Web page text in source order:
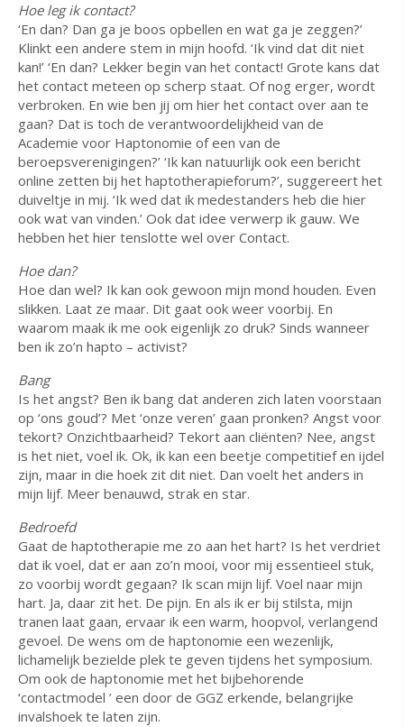
Hoe leg ik contact?
‘En dan? Dan ga je boos opbellen en wat ga je zeggen?’
Klinkt een andere stem in mijn hoofd. ‘Ik vind dat dit niet
kan!’ ‘En dan? Lekker begin van het contact! Grote kans dat
het contact meteen op scherp staat. Of nog erger, wordt
verbroken. En wie ben jij om hier het contact over aan te
gaan? Dat is toch de verantwoordelijkheid van de
Academie voor Haptonomie of een van de
beroepsverenigingen?’ ‘Ik kan natuurlijk ook een bericht
online zetten bij het haptotherapieforum?’, suggereert het
duiveltje in mij. ‘Ik wed dat ik medestanders heb die hier
ook wat van vinden.’ Ook dat idee verwerp ik gauw. We
hebben het hier tenslotte wel over Contact.
Hoe dan?
Hoe dan wel? Ik kan ook gewoon mijn mond houden. Even
slikken. Laat ze maar. Dit gaat ook weer voorbij. En
waarom maak ik me ook eigenlijk zo druk? Sinds wanneer
ben ik zo’n hapto – activist?
Bang
Is het angst? Ben ik bang dat anderen zich laten voorstaan
op ‘ons goud’? Met ‘onze veren’ gaan pronken? Angst voor
tekort? Onzichtbaarheid? Tekort aan cliënten? Nee, angst
is het niet, voel ik. Ok, ik kan een beetje competitief en ijdel
zijn, maar in die hoek zit dit niet. Dan voelt het anders in
mijn lijf. Meer benauwd, strak en star.
Bedroefd
Gaat de haptotherapie me zo aan het hart? Is het verdriet
dat ik voel, dat er aan zo’n mooi, voor mij essentieel stuk,
zo voorbij wordt gegaan? Ik scan mijn lijf. Voel naar mijn
hart. Ja, daar zit het. De pijn. En als ik er bij stilsta, mijn
tranen laat gaan, ervaar ik een warm, hoopvol, verlangend
gevoel. De wens om de haptonomie een wezenlijk,
lichamelijk bezielde plek te geven tijdens het symposium.
Om ook de haptonomie met het bijbehorende
‘contactmodel ’ een door de GGZ erkende, belangrijke
invalshoek te laten zijn.